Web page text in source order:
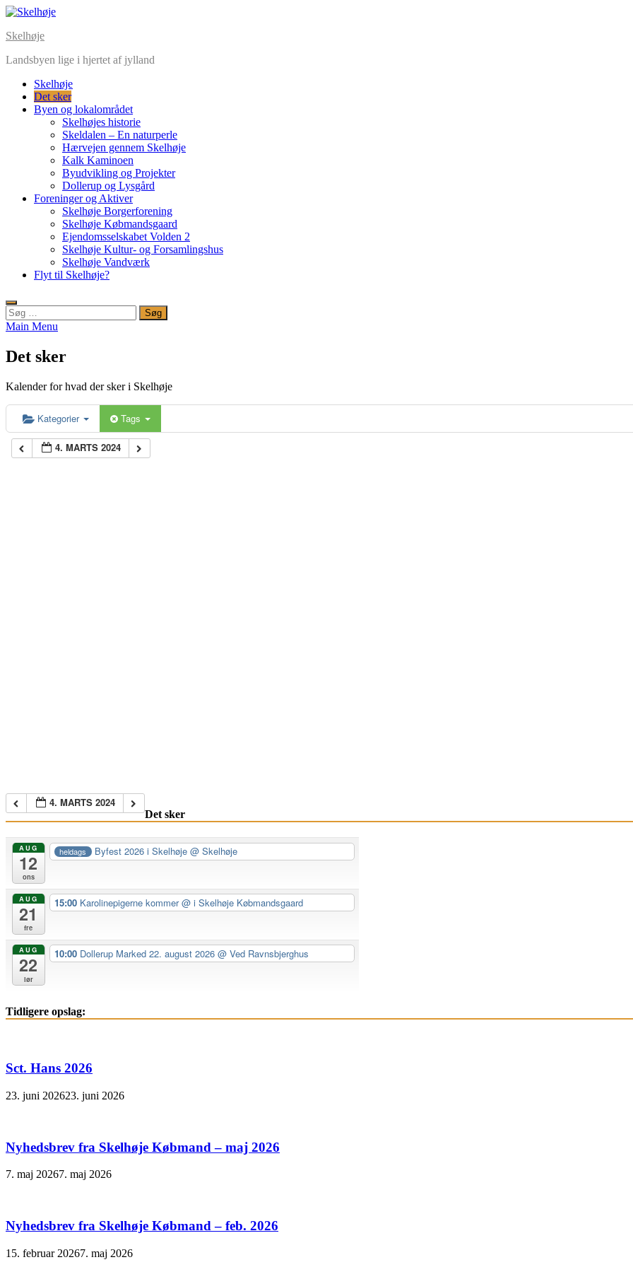
Skip
content
Skelhøje
Landsbyen lige i hjertet af jylland
Skelhøje
Det sker
Byen og lokalområdet
Skelhøjes historie
Skeldalen – En naturperle
Hærvejen gennem Skelhøje
Kalk Kaminoen
Byudvikling og Projekter
Dollerup og Lysgård
Foreninger og Aktiver
Skelhøje Borgerforening
Skelhøje Købmandsgaard
Ejendomsselskabet Volden 2
Skelhøje Kultur- og Forsamlingshus
Skelhøje Vandværk
Flyt til Skelhøje?
Søg
efter:
Main Menu
Det sker
Kalender for hvad der sker i Skelhøje
Kategorier Tags
4. MARTS 2024
4. MARTS 2024
Det sker
AUG
12
ons
heldags Byfest 2026 i Skelhøje@ Skelhøje
AUG
21
fre
15:00 Karolinepigerne kommer@ i Skelhøje Købmandsgaard
AUG
22
lør
10:00 Dollerup Marked 22. august 2026 @ Ved Ravnsbjerghus
Tidligere opslag:
Sct. Hans 2026
23. juni 202623. juni 2026
Nyhedsbrev fra Skelhøje Købmand – maj 2026
7. maj 20267. maj 2026
Nyhedsbrev fra Skelhøje Købmand – feb. 2026
15. februar 20267. maj 2026